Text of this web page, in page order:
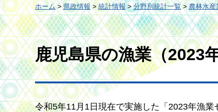
ホーム>県政情報>統計情報>分野別統計一覧>農林水産
鹿児島県の漁業（2023
令和5年11月1日現在で実施した「2023年漁